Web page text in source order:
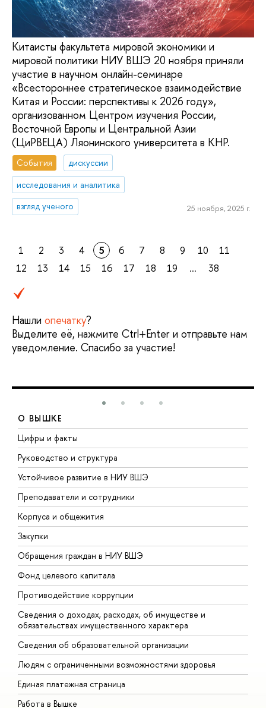
Китаисты факультета мировой экономики и
мировой политики НИУ ВШЭ 20 ноября приняли
участие в научном онлайн-семинаре
«Всестороннее стратегическое взаимодействие
Китая и России: перспективы к 2026 году»,
организованном Центром изучения России,
Восточной Европы и Центральной Азии
(ЦиРВЕЦА) Ляонинского университета в КНР.
События
дискуссии
исследования и аналитика
взгляд ученого
25 ноября, 2025 г.
1 2 3 4 5 6 7 8 9 10
11
12
13 14 15 16 17 18 19 ... 38
Нашли опечатку?
Выделите её, нажмите Ctrl+Enter и отправьте нам
уведомление. Спасибо за участие!
О ВЫШКЕ
Цифры и факты
Руководство и структура
Устойчивое развитие в НИУ ВШЭ
Преподаватели и сотрудники
Корпуса и общежития
Закупки
Обращения граждан в НИУ ВШЭ
Фонд целевого капитала
Противодействие коррупции
Сведения о доходах, расходах, об имуществе и
обязательствах имущественного характера
Сведения об образовательной организации
Людям с ограниченными возможностями здоровья
Единая платежная страница
Работа в Вышке